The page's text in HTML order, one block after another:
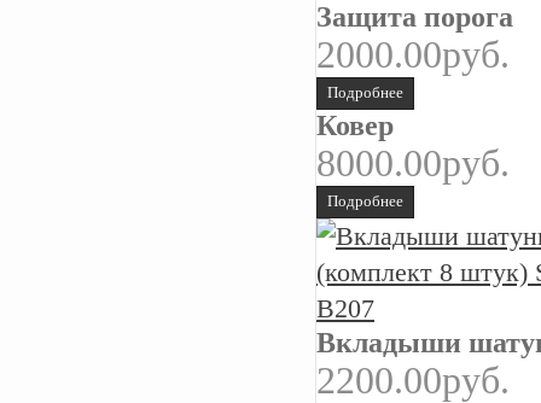
Защита порога
2000.00руб.
Подробнее
Ковер
8000.00руб.
Подробнее
Вкладыши
2200.00руб.